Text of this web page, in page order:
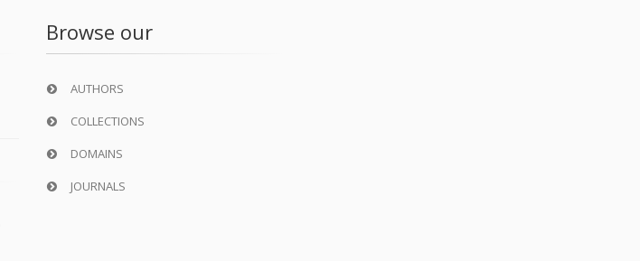
Browse our
AUTHORS
COLLECTIONS
DOMAINS
JOURNALS